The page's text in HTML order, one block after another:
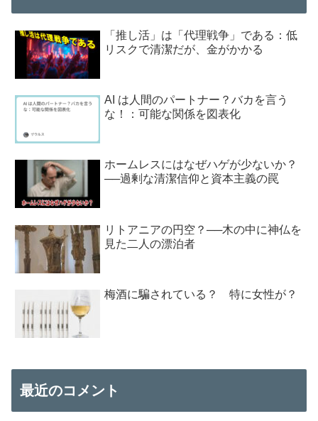
「推し活」は「代理戦争」である：低
リスクで清潔だが、金がかかる
AI は人間のパートナー？バカを言う
な！：可能な関係を図表化
ホームレスにはなぜハゲが少ないか？
──過剰な清潔信仰と資本主義の罠
リトアニアの円空？──木の中に神仏を
見た二人の漂泊者
梅酒に騙されている？ 特に女性が？
最近のコメント